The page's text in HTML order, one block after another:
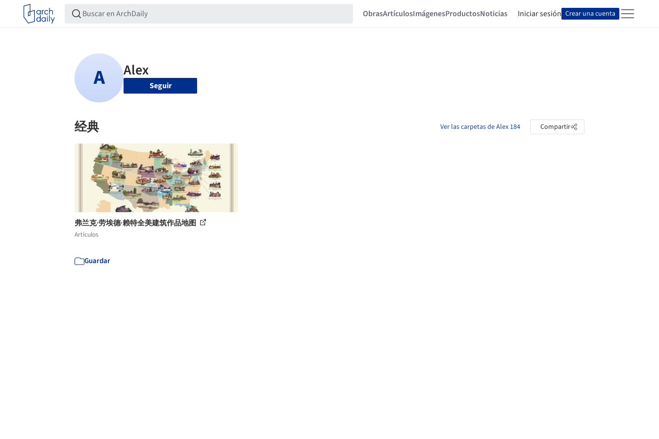
ObrasArtículosImágenesProductosNoticias Iniciar sesión Crear una cuenta
Seguir
经典 Ver las carpetas de Alex 184 Compartir
弗兰克·劳埃德·赖特全美建筑作品地图
Artículos
Guardar